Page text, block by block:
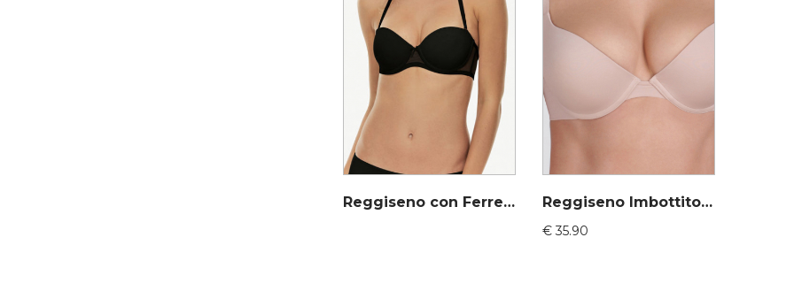
Reggiseno con Ferretto Push up balconcino – Lovable 914129 ultimi pezzi Reggiseno Imbottito con ferretto – Wonderbra 9443
€35.90